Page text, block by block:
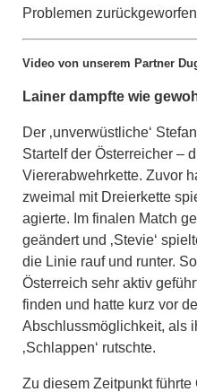
Problemen
Video von unserem Partner
Lainer dampfte wie
Der ‚unverwüstliche‘
Startelf der Österreicher –
Viererabwehrkette. Zuvor
zweimal mit Dreierkette
agierte. Im finalen Match
geändert und ‚Stevie‘
die Linie rauf und runter.
Österreich sehr aktiv
finden und hatte kurz vor
Abschlussmöglichkeit, als
‚Schlappen‘ rutschte.
Zu diesem Zeitpunkt